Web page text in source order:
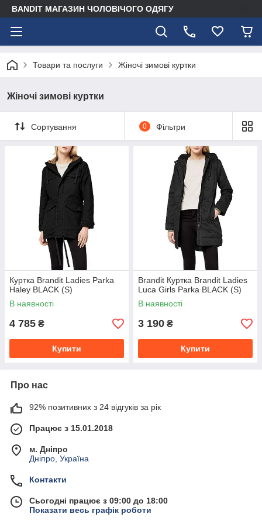
BANDIT МАГАЗИН ЧОЛОВІЧОГО ОДЯГУ
Товари та послуги Жіночі зимові куртки
Жіночі зимові куртки
Сортування 0 Фільтри
Куртка Brandit Ladies Parka
Haley BLACK (S)
В наявності
4 785 ₴
Купити
Brandit Куртка Brandit Ladies
Luca Girls Parka BLACK (S)
В наявності
3 190 ₴
Купити
Про нас
92% позитивних з 24 відгуків за рік
Працює з 15.01.2018
м. Дніпро
Дніпро, Україна
Контакти
Сьогодні працює з 09:00 до 18:00
Показати весь графік роботи